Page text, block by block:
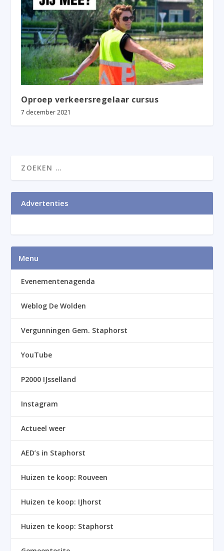
Oproep verkeersregelaar cursus
7 december 2021
Advertenties
Menu
Evenementenagenda
Weblog De Wolden
Vergunningen Gem. Staphorst
YouTube
P2000 IJsselland
Instagram
Actueel weer
AED’s in Staphorst
Huizen te koop: Rouveen
Huizen te koop: IJhorst
Huizen te koop: Staphorst